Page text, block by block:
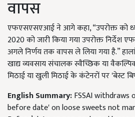
वापस
एफएसएसएआई ने आगे कहा, “उपरोक्त को
2020 को जारी किया गया उपरोक्त निर्देश
अगले निर्णय तक वापस ले लिया गया है.”
खाद्य व्यवसाय संचालक स्वैच्छिक या
मिठाई या खुली मिठाई के कंटेनरों पर 'बेस्ट
English Summary:FSSAI
before date' on loose sweets not